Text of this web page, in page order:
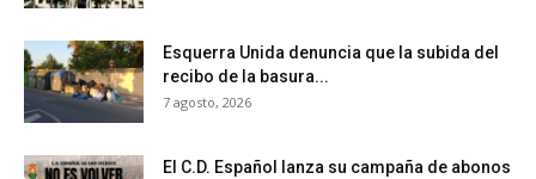
Esquerra Unida denuncia que la subida del
recibo de la basura...
7 agosto, 2026
El C.D. Español lanza su campaña de abonos